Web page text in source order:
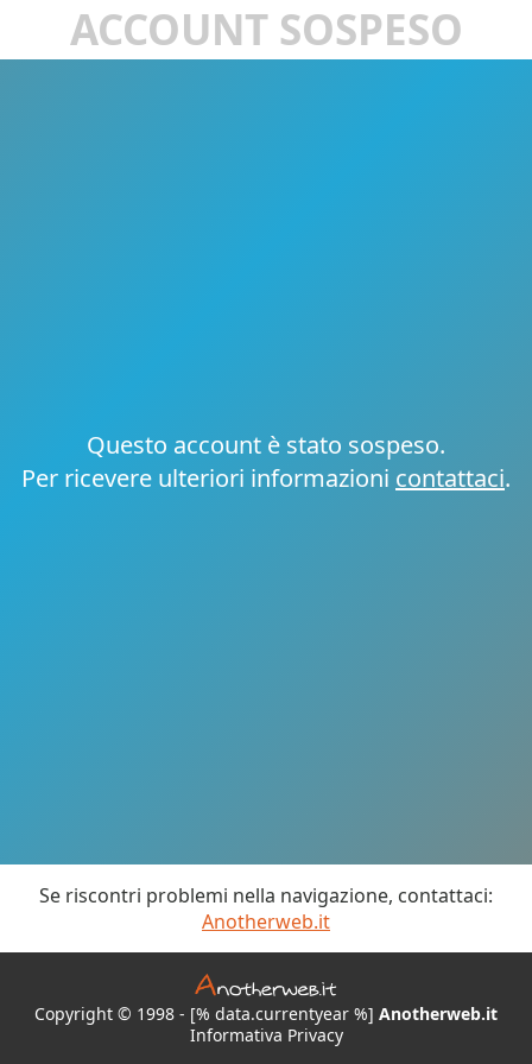
ACCOUNT SOSPESO
Questo account è stato sospeso.
Per ricevere ulteriori informazioni contattaci.
Se riscontri problemi nella navigazione, contattaci:
Anotherweb.it
Copyright © 1998 - [% data.currentyear %] Anotherweb.it
Informativa Privacy